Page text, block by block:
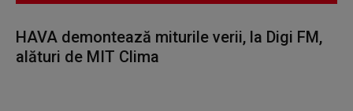
HAVA demontează miturile verii, la Digi FM,
alături de MIT Clima